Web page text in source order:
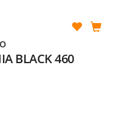
BLACK 460